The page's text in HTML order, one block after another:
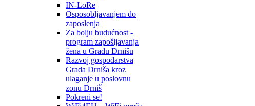
IN-LoRe
Osposobljavanjem do
zaposlenja
Za bolju budućnost -
program zapošljavanja
žena u Gradu Drnišu
Razvoj gospodarstva
Grada Drniša kroz
ulaganje u poslovnu
zonu Drniš
Pokreni se!